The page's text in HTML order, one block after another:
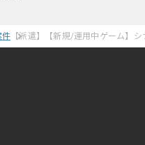
件 【派遣】【新規/運用中ゲーム】